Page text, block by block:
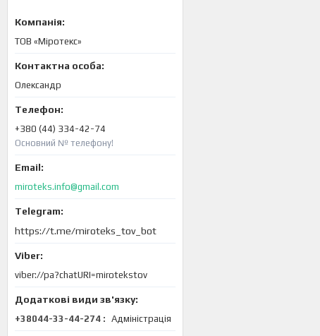
ТОВ «Міротекс»
Олександр
+380 (44) 334-42-74
Основний № телефону!
miroteks.info@gmail.com
https://t.me/miroteks_tov_bot
viber://pa?chatURI=mirotekstov
+38044-33-44-274 Адміністрація